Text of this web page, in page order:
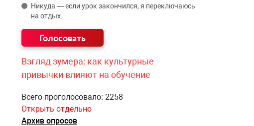
Никуда — если урок закончился, я переключаюсь
на отдых.
Взгляд зумера: как культурные
привычки влияют на обучение
Всего проголосовало: 2258
Открыть отдельно
Архив опросов